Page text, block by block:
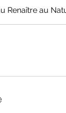
Renaître au